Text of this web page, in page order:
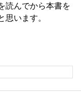
読んでから本書を
思います。